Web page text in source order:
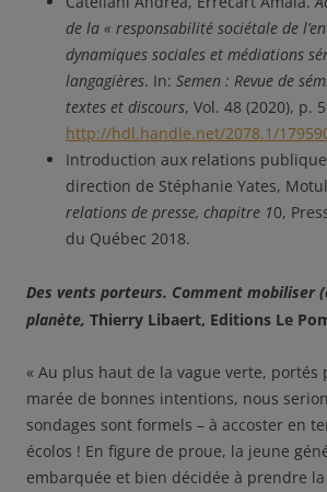
de la « responsabilité sociétale de
dynamiques sociales et médiations
langagières. In: Semen : Revue de
textes et discours, Vol. 48 (2020), p.
http://hdl.handle.net/2078.1/
Introduction aux relations
direction de Stéphanie Yates,
relations de presse, chapitre 10,
du Québec 2018.
Des vents porteurs. Comment mobiliser
planète, Thierry Libaert, Editions Le
« Au plus haut de la vague verte, portés
marée de bonnes intentions, nous
sondages sont formels – à accoster en
écolos ! En figure de proue, la jeune
embarquée et bien décidée à prendre